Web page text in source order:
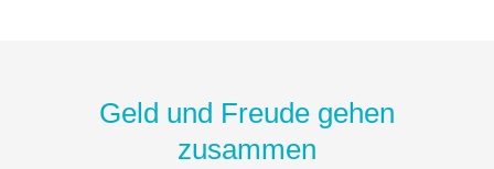
Geld und Freude gehen
zusammen